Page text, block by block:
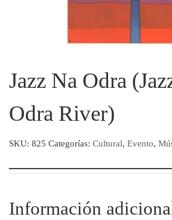
Jazz Na Odra
Odra River)
SKU: 825 Categorías: Cultural, Evento,
Información